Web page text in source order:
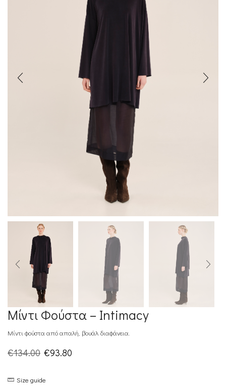
Μίντι Φούστα – Intimacy
Μίντι φούστα από απαλή, βουάλ διαφάνεια.
€134.00 Original
was:
€93.80
Size guide